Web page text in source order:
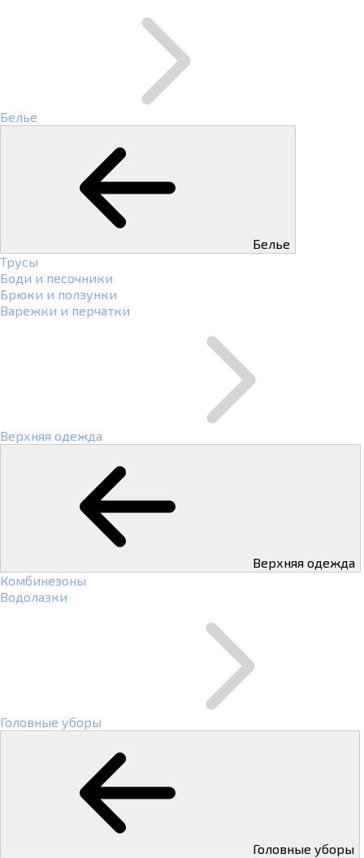
Белье
Белье
Трусы
Боди и песочники
Брюки и ползунки
Варежки и перчатки
Верхняя одежда
Верхняя одежда
Комбинезоны
Водолазки
Головные уборы
Головные уборы